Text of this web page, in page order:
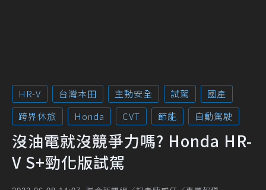
HR-V 台灣本田 主動安全 試駕
國產
跨界休旅
Honda CVT 節能 自動駕駛
沒油電就沒競爭力嗎? Honda HR-
V S+勁化版試駕